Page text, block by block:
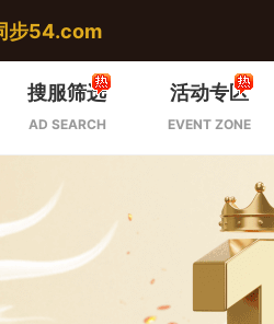
步54.com
搜服筛选
AD SEARCH
活动专区
EVENT ZONE